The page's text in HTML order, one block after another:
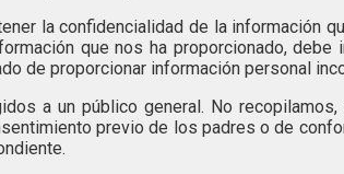
la confidencialidad de la información
que nos ha proporcionado,
de proporcionar información personal
a un público general. No
previo de los padres o de